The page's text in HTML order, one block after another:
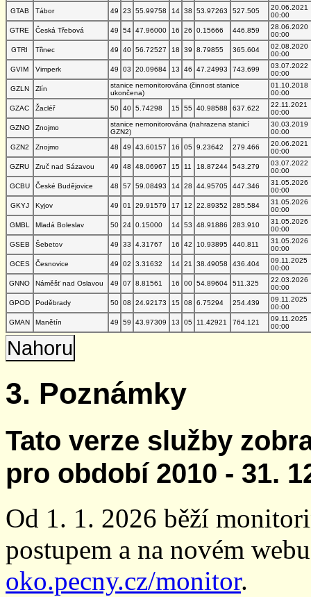
GTAB
Tábor 49 23 55.99758 14 38 53.97263 527.505
20.06.2021
00:00
GTRE
Česká Třebová 49 54 47.96000 16 26 0.15666 446.859
28.06.2020
00:00
GTRI
Třinec 49 40 56.72527 18 39 8.79855 365.604
02.08.2020
00:00
GVIM
Vimperk 49 03 20.09684 13 46 47.24993 743.699
03.07.2022
00:00
GZLN
Zlín
stanice nemonitorována (činnost stanice
ukončena)
01.10.2018
00:00
GZAC
Žacléř 50 40 5.74298 15 55 40.98588 637.622
22.11.2021
00:00
GZNO
Znojmo
stanice nemonitorována (nahrazena stanicí
GZN2)
30.03.2019
00:00
GZN2
Znojmo 48 49 43.60157 16 05 9.23642 279.466
20.06.2021
00:00
GZRU
Zruč nad Sázavou 49 48 48.06967 15 11 18.87244 543.279
03.07.2022
00:00
GCBU
České Budějovice 48 57 59.08493 14 28 44.95705 447.346
31.05.2026
00:00
GKYJ
Kyjov 49 01 29.91579 17 12 22.89352 285.584
31.05.2026
00:00
GMBL
Mladá Boleslav 50 24 0.15000 14 53 48.91886 283.910
31.05.2026
00:00
GSEB
Šebetov 49 33 4.31767 16 42 10.93895 440.811
31.05.2026
00:00
GCES
Česnovice 49 02 3.31632 14 21 38.49058 436.404
09.11.2025
00:00
GNNO
Náměšť nad Oslavou 49 07 8.81561 16 00 54.89604 511.325
22.03.2026
00:00
GPOD
Poděbrady 50 08 24.92173 15 08 6.75294 254.439
09.11.2025
00:00
GMAN
Manětín 49 59 43.97309 13 05 11.42921 764.121
09.11.2025
00:00
Nahoru
3. Poznámky
Tato verze služby
pro období 2010 - 31.
Od 1. 1. 2026 běží
postupem a na novém
oko.pecny.cz/monitor.